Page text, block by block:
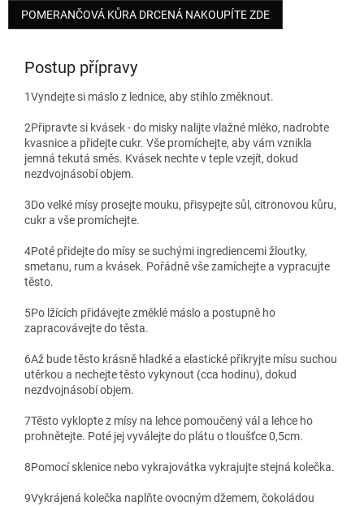
POMERANČOVÁ KŮRA DRCENÁ NAKOUPÍTE ZDE
Postup přípravy
1Vyndejte si máslo z lednice, aby stihlo změknout.
2Připravte si kvásek - do misky nalijte vlažné mléko, nadrobte
kvasnice a přidejte cukr. Vše promíchejte, aby vám vznikla
jemná tekutá směs. Kvásek nechte v teple vzejít, dokud
nezdvojnásobí objem.
3Do velké mísy prosejte mouku, přisypejte sůl, citronovou kůru,
cukr a vše promíchejte.
4Poté přidejte do mísy se suchými ingrediencemi žloutky,
smetanu, rum a kvásek. Pořádně vše zamíchejte a vypracujte
těsto.
5Po lžících přidávejte změklé máslo a postupně ho
zapracovávejte do těsta.
6Až bude těsto krásně hladké a elastické přikryjte mísu suchou
utěrkou a nechejte těsto vykynout (cca hodinu), dokud
nezdvojnásobí objem.
7Těsto vyklopte z mísy na lehce pomoučený vál a lehce ho
prohnětejte. Poté jej vyválejte do plátu o tloušťce 0,5cm.
8Pomocí sklenice nebo vykrajovátka vykrajujte stejná kolečka.
9Vykrájená kolečka naplňte ovocným džemem, čokoládou